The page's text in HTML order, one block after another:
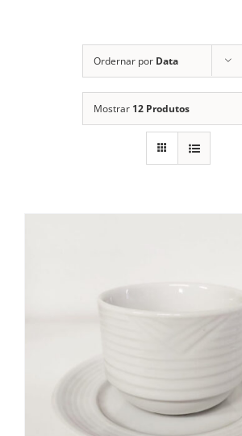
Itens Decorativos
Mini Porção
Pratos e Xícaras
Rechauds e Panelas
Ordernar por Data
Mostrar 12 Produtos